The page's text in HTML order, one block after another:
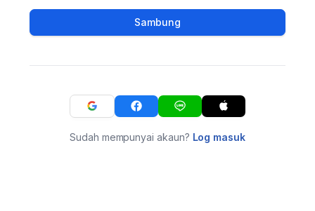
Sambung
Sudah mempunyai akaun? Log masuk